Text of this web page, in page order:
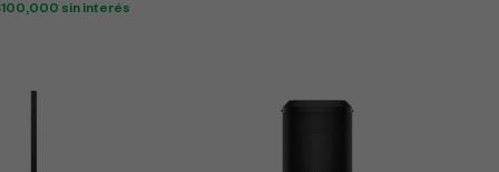
100,000 sin interés